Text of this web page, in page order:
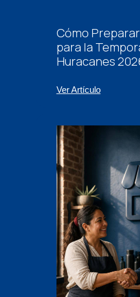
Cómo
para la
Huracanes
Ver Artículo